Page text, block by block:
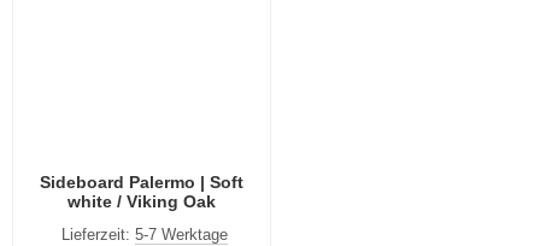
Sideboard Palermo | Soft
white / Viking Oak
Lieferzeit: 5-7 Werktage